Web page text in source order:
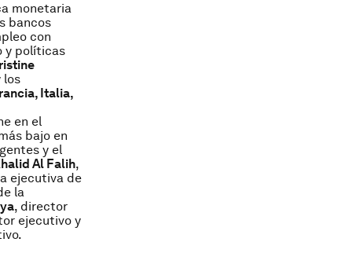
monetaria
bancos
con
y políticas
los
Italia,
en el
bajo en
y el
Al Falih,
ejecutiva de
la
, director
ejecutivo y